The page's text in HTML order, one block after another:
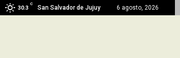
30.3
C
San Salvador de Jujuy 6 agosto, 2026
del pago de la tasa por…